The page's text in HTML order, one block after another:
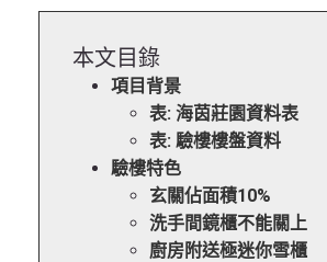
本文目錄
項目背景
表: 海茵莊園資料表
表: 驗樓樓盤資料
驗樓特色
玄關佔面積10%
洗手間鏡櫃不能關上
廚房附送極迷你雪櫃